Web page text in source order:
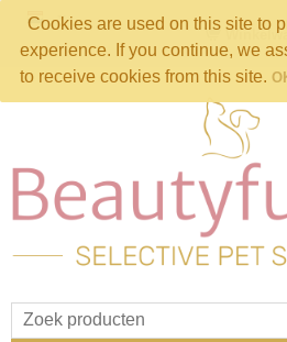
Cookies are used on this site to
experience. If you continue, we
to receive cookies from this site.